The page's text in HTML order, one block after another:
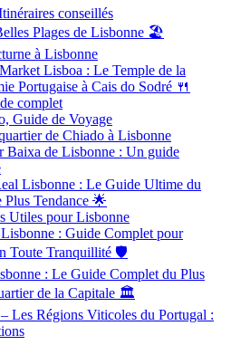
conseillés
Plages de Lisbonne 🏖️
à Lisbonne
Lisboa : Le Temple de la
Portugaise à Cais do Sodré 🍴
complet
Guide de Voyage
de Chiado à Lisbonne
Baixa de Lisbonne : Un guide
Lisbonne : Le Guide Ultime du
Plus Tendance 🌟
Utiles pour Lisbonne
Lisbonne : Guide Complet pour
Toute Tranquillité 🛡️
: Le Guide Complet du Plus
de la Capitale 🏛️
Les Régions Viticoles du Portugal :